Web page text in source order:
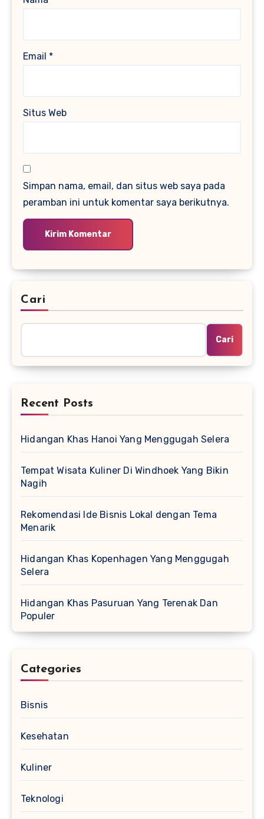
Email *
Situs Web
Simpan nama, email, dan situs web saya pada
peramban ini untuk komentar saya berikutnya.
Cari
Cari
Recent Posts
Hidangan Khas Hanoi Yang Menggugah Selera
Tempat Wisata Kuliner Di Windhoek Yang Bikin
Nagih
Rekomendasi Ide Bisnis Lokal dengan Tema
Menarik
Hidangan Khas Kopenhagen Yang Menggugah
Selera
Hidangan Khas Pasuruan Yang Terenak Dan
Populer
Categories
Bisnis
Kesehatan
Kuliner
Teknologi